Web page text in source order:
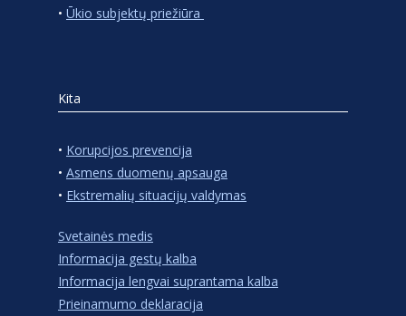
• Ūkio subjektų priežiūra
Kita
• Korupcijos prevencija
• Asmens duomenų apsauga
• Ekstremalių situacijų valdymas
Svetainės medis
Informacija gestų kalba
Informacija lengvai suprantama kalba
Prieinamumo deklaracija